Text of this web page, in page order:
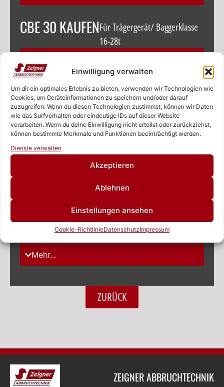
Einwilligung verwalten
Um dir ein optimales Erlebnis zu bieten, verwenden wir Technologien wie
Cookies, um Geräteinformationen zu speichern und/oder darauf
zuzugreifen. Wenn du diesen Technologien zustimmst, können wir Daten
wie das Surfverhalten oder eindeutige IDs auf dieser Website
verarbeiten. Wenn du deine Einwilligung nicht erteilst oder zurückziehst,
können bestimmte Merkmale und Funktionen beeinträchtigt werden.
Dienste verwalten
Akzeptieren
Ablehnen
Einstellungen ansehen
Cookie-RichtlinieDatenschutzImpressum
CBE 30 KAUFENFür Trägergerät/ Baggerklasse
16-28t
BF 80.3 S4 KAUFENFür Trägergerät/
Baggerklasse 18,5-29t
Mehr...
CBE 40 KAUFENFür Trägergerät/ Baggerklasse
24-40t
CBE 50 KAUFENFür Trägergerät/ Baggerklasse
38-55t
Mehr...
ZURÜCK
ZEIGNER ABBRUCHTECHNIK
Rufen Sie uns an!